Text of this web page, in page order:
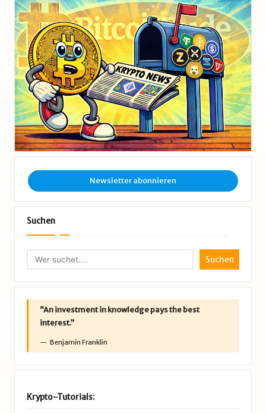
Newsletter abonnieren
Suchen
Suchen
“An investment in knowledge pays the best
interest.”
Benjamin Franklin
Krypto-Tutorials: